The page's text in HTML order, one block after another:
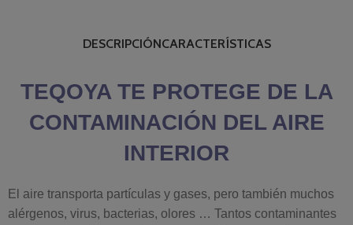
DESCRIPCIÓNCARACTERÍSTICAS
TEQOYA TE PROTEGE DE LA
CONTAMINACIÓN DEL AIRE
INTERIOR
El aire transporta partículas y gases, pero también muchos
alérgenos, virus, bacterias, olores … Tantos contaminantes